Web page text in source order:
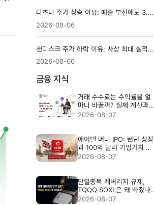
디즈니 주가 상승 이유: 매출 부진에도 3.7% 오른 배경
2026-08-06
샌디스크 주가 하락 이유: 사상 최대 실적에도 시장이 실망한 이유
2026-08-06
금융 지식
거래 수수료는 수익률을 얼
마나 바꿀까? 실제 계산과
절감법
2026-08-07
에어텔 머니 IPO: 런던 상장
과 100억 달러 기업가치 분
석
2026-08-07
단일종목 레버리지 규제,
TQQQ·SOXL은 왜 빠졌나?
3배 ETF 위험 정리
2026-08-07